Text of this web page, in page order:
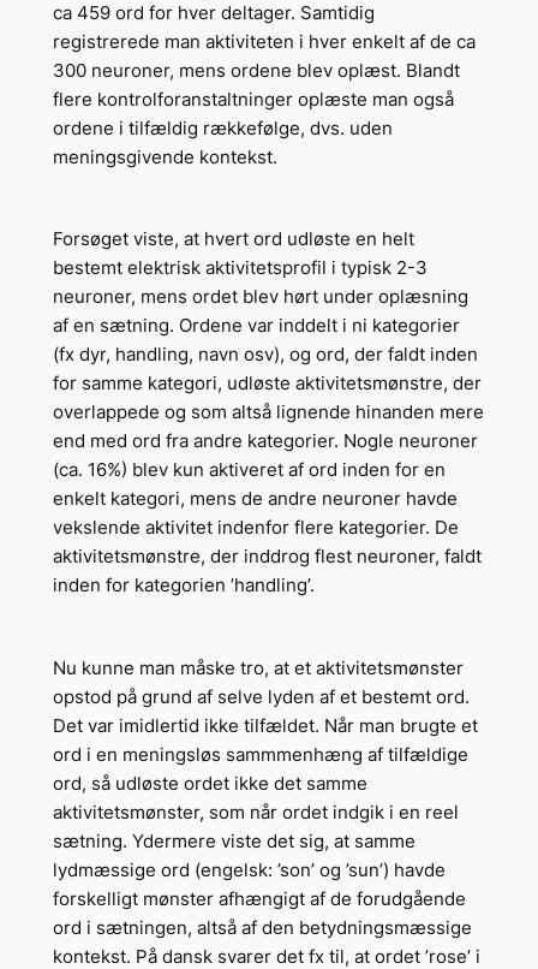
ca 459 ord for hver deltager. Samtidig
registrerede man aktiviteten i hver enkelt af de ca
300 neuroner, mens ordene blev oplæst. Blandt
flere kontrolforanstaltninger oplæste man også
ordene i tilfældig rækkefølge, dvs. uden
meningsgivende kontekst.
Forsøget viste, at hvert ord udløste en helt
bestemt elektrisk aktivitetsprofil i typisk 2-3
neuroner, mens ordet blev hørt under oplæsning
af en sætning. Ordene var inddelt i ni kategorier
(fx dyr, handling, navn osv), og ord, der faldt inden
for samme kategori, udløste aktivitetsmønstre, der
overlappede og som altså lignende hinanden mere
end med ord fra andre kategorier. Nogle neuroner
(ca. 16%) blev kun aktiveret af ord inden for en
enkelt kategori, mens de andre neuroner havde
vekslende aktivitet indenfor flere kategorier. De
aktivitetsmønstre, der inddrog flest neuroner, faldt
inden for kategorien ’handling’.
Nu kunne man måske tro, at et aktivitetsmønster
opstod på grund af selve lyden af et bestemt ord.
Det var imidlertid ikke tilfældet. Når man brugte et
ord i en meningsløs sammmenhæng af tilfældige
ord, så udløste ordet ikke det samme
aktivitetsmønster, som når ordet indgik i en reel
sætning. Ydermere viste det sig, at samme
lydmæssige ord (engelsk: ’son’ og ’sun’) havde
forskelligt mønster afhængigt af de forudgående
ord i sætningen, altså af den betydningsmæssige
kontekst. På dansk svarer det fx til, at ordet ’rose’ i